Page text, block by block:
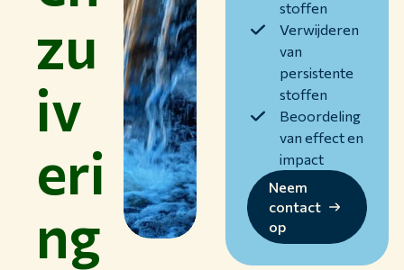
zu
iv
eri
ng
stoffen
Verwijderen
van
persistente
stoffen
Beoordeling
van effect en
impact
Neem
contact
op